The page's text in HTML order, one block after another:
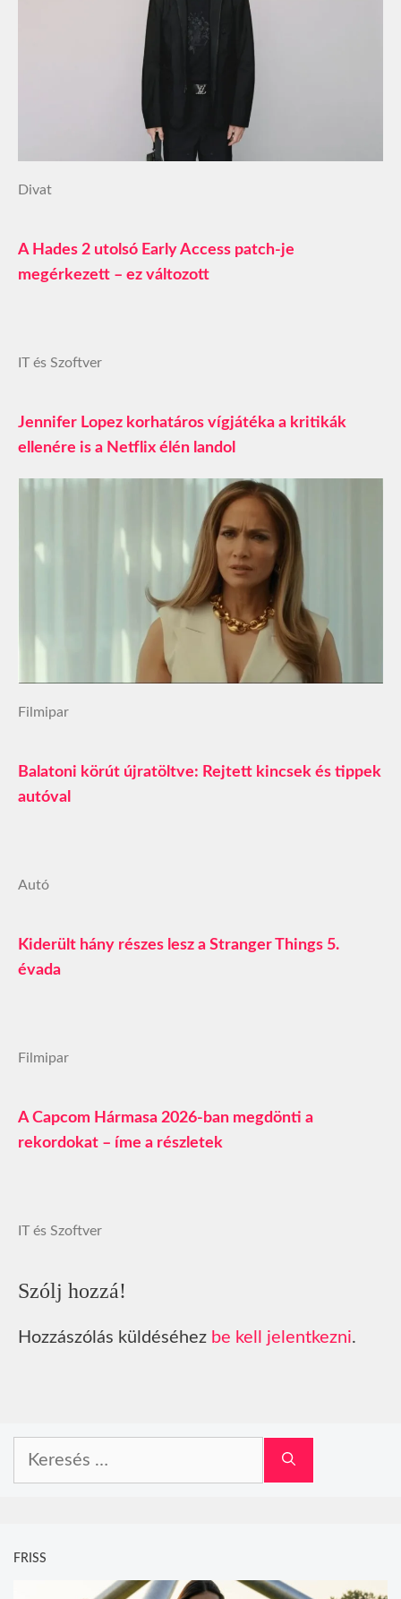
Divat
A Hades 2 utolsó Early Access patch-je
megérkezett – ez változott
IT és Szoftver
Jennifer Lopez korhatáros vígjátéka a kritikák
ellenére is a Netflix élén landol
Filmipar
Balatoni körút újratöltve: Rejtett kincsek és tippek
autóval
Autó
Kiderült hány részes lesz a Stranger Things 5.
évada
Filmipar
A Capcom Hármasa 2026-ban megdönti a
rekordokat – íme a részletek
IT és Szoftver
Szólj hozzá!
Hozzászólás küldéséhez be kell jelentkezni.
FRISS